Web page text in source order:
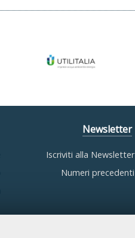
Newsletter
Iscriviti alla Newsletter
Numeri precedenti